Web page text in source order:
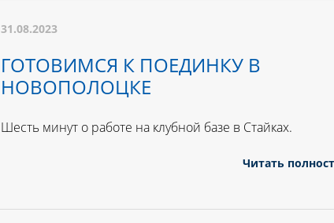
31.08.2023
ГОТОВИМСЯ К ПОЕДИНКУ В
НОВОПОЛОЦКЕ
Шесть минут о работе на клубной базе в Стайках.
Читать